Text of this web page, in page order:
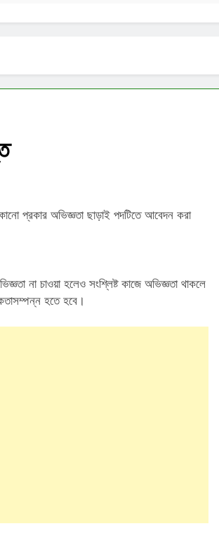
প্রকার অভিজ্ঞতা ছাড়াই পদটিতে আবেদন করা
না চাওয়া হলেও সংশ্লিষ্ট কাজে অভিজ্ঞতা থাকলে
হতে হবে।